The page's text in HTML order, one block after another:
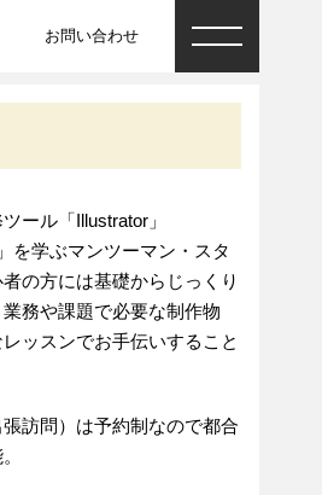
お問い合わせ
ール「Illustrator」
を学ぶマンツーマン・スタ
の方には基礎からじっくり
務や課題で必要な制作物
ッスンでお手伝いすること
訪問）は予約制なので都合